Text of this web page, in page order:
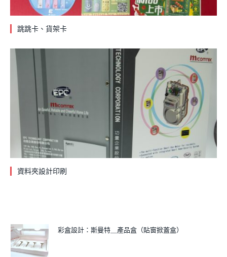
跳跳卡、貨架卡
資料夾設計印刷
彩盒設計：斯曼特＿產品盒（貼窗掀蓋盒）